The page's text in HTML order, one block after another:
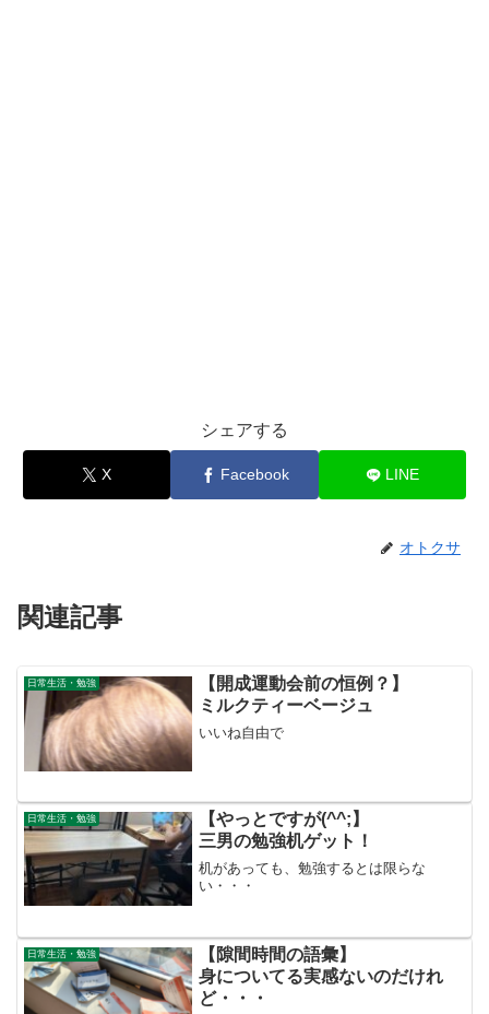
シェアする
X Facebook LINE
オトクサ
関連記事
日常生活・勉強
【開成運動会前の恒例？】
ミルクティーベージュ
いいね自由で
日常生活・勉強
【やっとですが(^^;】
三男の勉強机ゲット！
机があっても、勉強するとは限らな
い・・・
日常生活・勉強
【隙間時間の語彙】
身についてる実感ないのだけれ
ど・・・